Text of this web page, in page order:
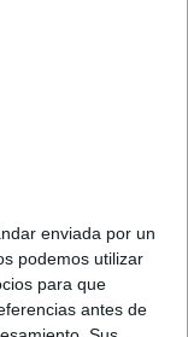
enviada por un
podemos utilizar
para que
antes de